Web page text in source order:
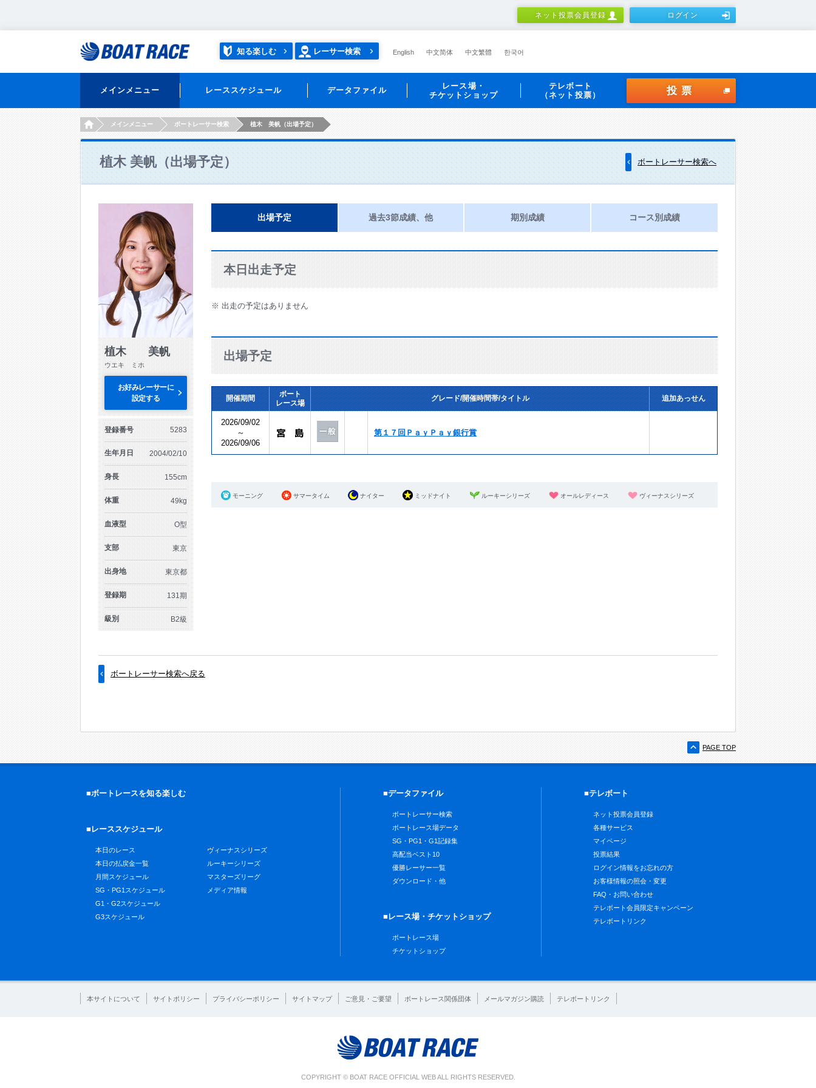
ネット投票会員登録 ログイン
知る楽しむ レーサー検索 English 中文简体 中文繁體 한국어
メインメニュー レーススケジュール データファイル
レース場・
チケットショップ
テレボート
（ネット投票）
投票
HOMEメインメニュー ボートレーサー検索 植木 美帆（出場予定）
植木 美帆（出場予定） ボートレーサー検索へ
植木 美帆
ウエキ ミホ
お好みレーサーに
設定する
登録番号 5283
生年月日 2004/02/10
身長 155cm
体重 49kg
血液型 O型
支部 東京
出身地 東京都
登録期 131期
級別 B2級
出場予定 過去3節成績、他 期別成績 コース別成績
本日出走予定
※ 出走の予定はありません
出場予定
開催期間
ボート
レース場
グレード/開催時間帯/タイトル 追加あっせん
2026/09/02
～
2026/09/06
第１７回ＰａｙＰａｙ銀行賞
モーニング サマータイム ナイター ミッドナイト ルーキーシリーズ オールレディース ヴィーナスシリーズ
ボートレーサー検索へ戻る
PAGE TOP
■ボートレースを知る楽しむ
■レーススケジュール
本日のレース
本日の払戻金一覧
月間スケジュール
SG・PG1スケジュール
G1・G2スケジュール
G3スケジュール
ヴィーナスシリーズ
ルーキーシリーズ
マスターズリーグ
メディア情報
■データファイル
ボートレーサー検索
ボートレース場データ
SG・PG1・G1記録集
高配当ベスト10
優勝レーサー一覧
ダウンロード・他
■レース場・チケットショップ
ボートレース場
チケットショップ
■テレボート
ネット投票会員登録
各種サービス
マイページ
投票結果
ログイン情報をお忘れの方
お客様情報の照会・変更
FAQ・お問い合わせ
テレボート会員限定キャンペーン
テレボートリンク
本サイトについて サイトポリシー プライバシーポリシー サイトマップ ご意見・ご要望 ボートレース関係団体 メールマガジン購読 テレボートリンク
COPYRIGHT © BOAT RACE OFFICIAL WEB ALL RIGHTS RESERVED.